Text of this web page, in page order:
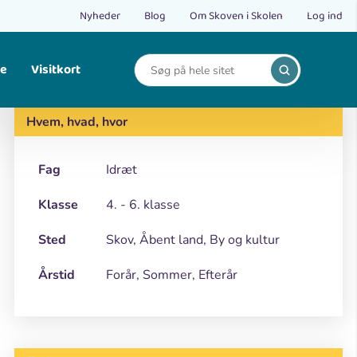
Nyheder Blog Om Skoven i Skolen Log ind
Visitkort
Print
Hvem, hvad, hvor
Fag
Idræt
Klasse
4. - 6. klasse
Sted
Skov, Åbent land, By og kultur
Årstid
Forår, Sommer, Efterår